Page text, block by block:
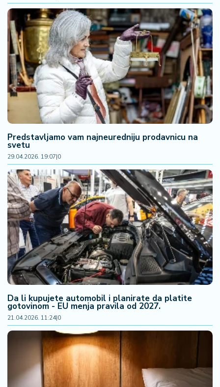
Predstavljamo vam najneuredniju prodavnicu na
svetu
29.04.2026. 19:07|0
Da li kupujete automobil i planirate da platite
gotovinom - EU menja pravila od 2027.
21.04.2026. 11:24|0